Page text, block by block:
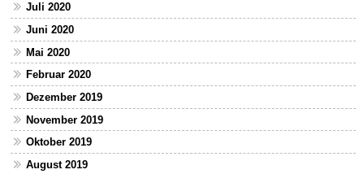
Juli 2020
Juni 2020
Mai 2020
Februar 2020
Dezember 2019
November 2019
Oktober 2019
August 2019